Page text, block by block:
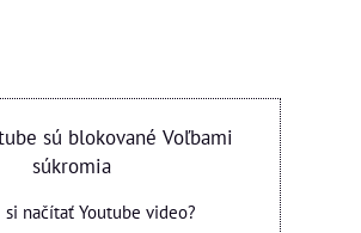
sú blokované Voľbami
súkromia
si načítať Youtube video?